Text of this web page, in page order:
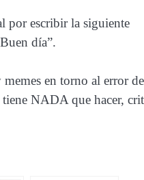
por escribir la siguiente
día”.
en torno al error
NADA que hacer,